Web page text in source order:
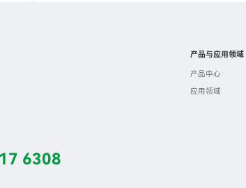
6308
产品与应用领域
产品中心
应用领域